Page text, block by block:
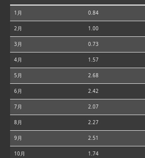
1月 0.84
2月 1.00
3月 0.73
4月 1.57
5月 2.68
6月 2.42
7月 2.07
8月 2.27
9月 2.51
10月 1.74